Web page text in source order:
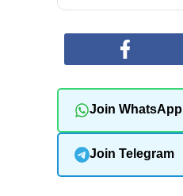
Join WhatsApp
Join Telegram